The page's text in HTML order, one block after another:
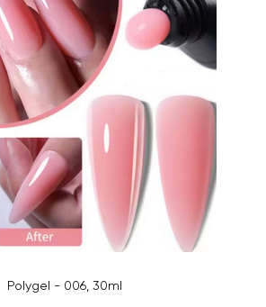
Polygel - 006, 30ml